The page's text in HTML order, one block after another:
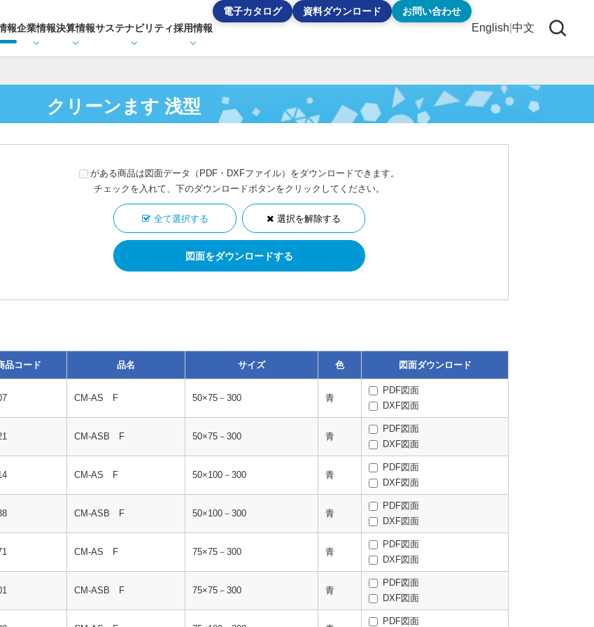
報企業情報決算情報サステナビリティ採用情報
電子カタログ 資料ダウンロード お問い合わせ
English 中文
クリーンます 浅型
がある商品は図面データ（PDF・DXFファイル）をダウンロードできます。
チェックを入れて、下のダウンロードボタンをクリックしてください。
全て選択する 選択を解除する
品コード 品名 サイズ 色 図面ダウンロード
CM-AS F 50×75－300 青
PDF図面
DXF図面
CM-ASB F 50×75－300 青
PDF図面
DXF図面
CM-AS F 50×100－300 青
PDF図面
DXF図面
CM-ASB F 50×100－300 青
PDF図面
DXF図面
CM-AS F 75×75－300 青
PDF図面
DXF図面
CM-ASB F 75×75－300 青
PDF図面
DXF図面
PDF図面